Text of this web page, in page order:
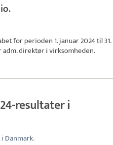
for perioden 1. januar 2024 til 31.
adm. direktør i virksomheden.
resultater i
Danmark.